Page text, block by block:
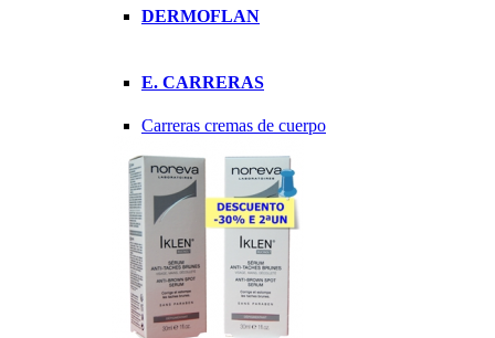
DERMOFLAN
E. CARRERAS
Carreras cremas de cuerpo